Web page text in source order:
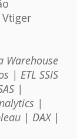
Warehouse
| ETL SSIS
|
|
| DAX |